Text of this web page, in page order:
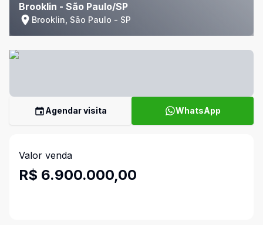
Brooklin - São Paulo/SP
Brooklin, São Paulo - SP
Agendar visita WhatsApp
Valor venda
R$ 6.900.000,00